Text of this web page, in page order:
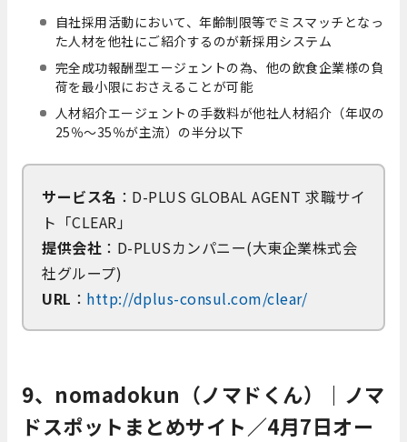
自社採用活動において、年齢制限等でミスマッチとなっ
た人材を他社にご紹介するのが新採用システム
完全成功報酬型エージェントの為、他の飲食企業様の負
荷を最小限におさえることが可能
人材紹介エージェントの手数料が他社人材紹介（年収の
25％～35％が主流）の半分以下
サービス名 ：D-PLUS GLOBAL AGENT 求職サイ
ト「CLEAR」
提供会社 ：D-PLUSカンパニー(大東企業株式会
社グループ)
URL ： http://dplus-consul.com/clear/
9、nomadokun（ノマドくん）｜ノマ
ドスポットまとめサイト／4月7日オー